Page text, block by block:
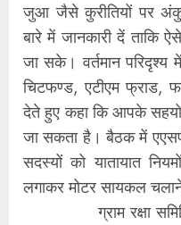
जुआ जैसे कुरीतियों पर
बारे में जानकारी दें ताकि
जा सके। वर्तमान परिदृश्य
चिटफण्ड, एटीएम फ्राड,
देते हुए कहा कि आपके
जा सकता है। बैठक में एएसपी
सदस्यों को यातायात
लगाकर मोटर सायकल
ग्राम रक्षा समिति